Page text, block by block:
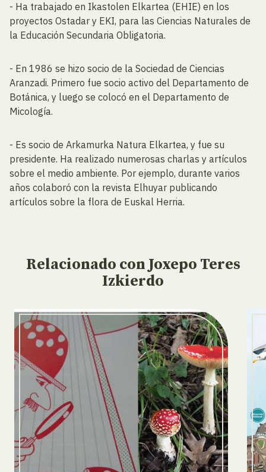
- Ha trabajado en Ikastolen Elkartea (EHIE) en los
proyectos Ostadar y EKI, para las Ciencias Naturales de
la Educación Secundaria Obligatoria.
- En 1986 se hizo socio de la Sociedad de Ciencias
Aranzadi. Primero fue socio activo del Departamento de
Botánica, y luego se colocó en el Departamento de
Micología.
- Es socio de Arkamurka Natura Elkartea, y fue su
presidente. Ha realizado numerosas charlas y artículos
sobre el medio ambiente. Por ejemplo, durante varios
años colaboró con la revista Elhuyar publicando
artículos sobre la flora de Euskal Herria.
Relacionado con Joxepo Teres
Izkierdo